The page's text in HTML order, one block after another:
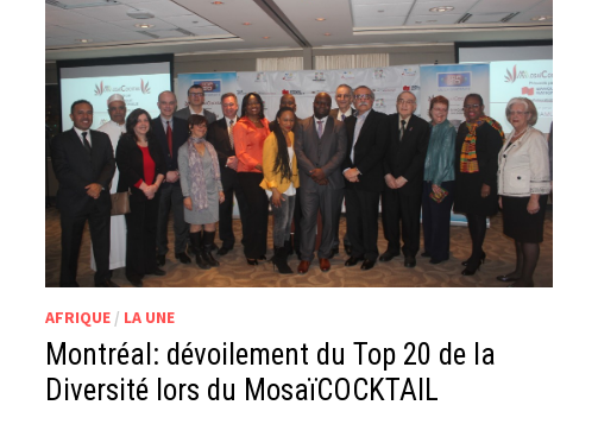
AFRIQUE / LA UNE
Montréal: dévoilement du Top 20 de la
Diversité lors du MosaïCOCKTAIL